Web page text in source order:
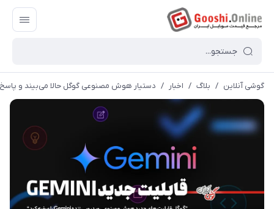
گوشی آنلاین / بلاگ / اخبار / دستیار هوش مصنوعی گوگل حالا می‌بیند و